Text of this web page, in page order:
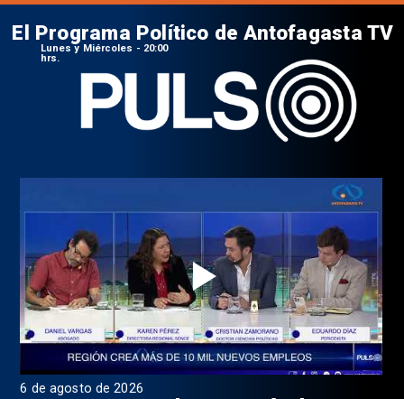
6 de agosto de 2026
El Programa Político de Antofagasta TV
Lunes y Miércoles - 20:00
hrs.